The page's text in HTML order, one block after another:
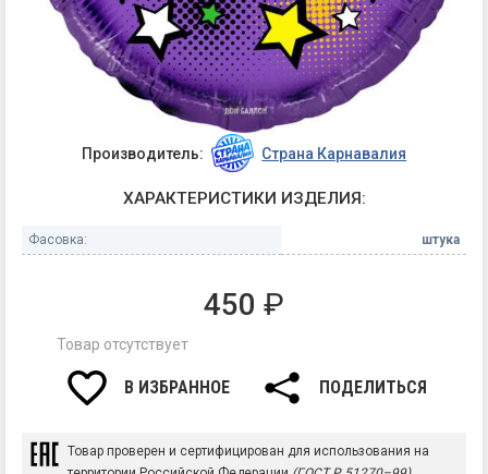
Производитель: Страна Карнавалия
ХАРАКТЕРИСТИКИ ИЗДЕЛИЯ:
Фасовка: штука
450 ₽
Товар отсутствует
В ИЗБРАННОЕ ПОДЕЛИТЬСЯ
Товар проверен и сертифицирован для использования на